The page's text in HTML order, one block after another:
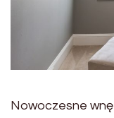
Nowoczesne